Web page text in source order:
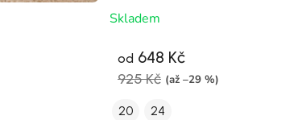
zlaté
Skladem
od 648 Kč
925 Kč (až –29 %)
20 24